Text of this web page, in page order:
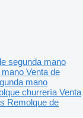
segunda mano
mano Venta de
mano
churrería Venta
Remolque de